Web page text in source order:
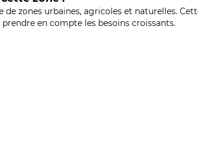
zones urbaines, agricoles et naturelles.
en compte les besoins croissants.